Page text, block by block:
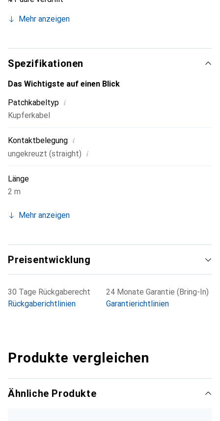
Mantelmaterial: PVC
Innovatives Tüllendesign
Mehr anzeigen
Spezifikationen
Das Wichtigste auf einen Blick
Patchkabeltyp i
Kupferkabel
Kontaktbelegung i
ungekreuzt (straight) i
Länge
2 m
Mehr anzeigen
Preisentwicklung
30 Tage Rückgaberecht
Rückgaberichtlinien
24 Monate Garantie (Bring-In)
Garantierichtlinien
Produkte vergleichen
Ähnliche Produkte